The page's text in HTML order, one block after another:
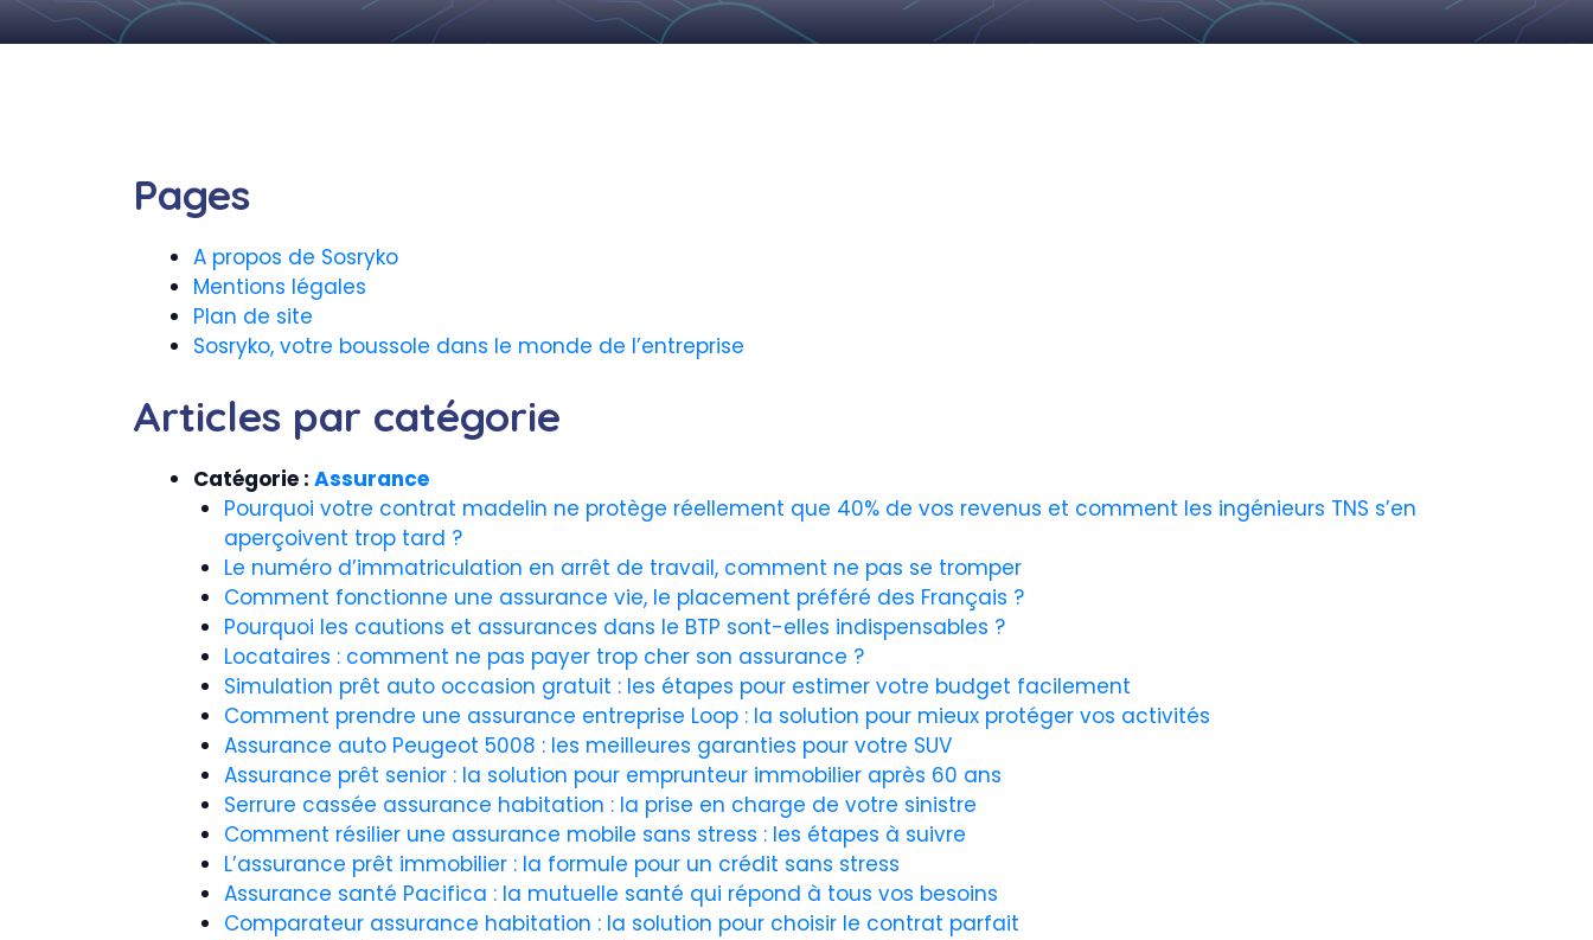
Pages
A propos de Sosryko
Mentions légales
Plan de site
Sosryko, votre boussole dans le monde de l’entreprise
Articles par catégorie
Catégorie : Assurance
Pourquoi votre contrat madelin ne protège réellement que 40% de vos revenus et comment les ingénieurs TNS s’en
aperçoivent trop tard ?
Le numéro d’immatriculation en arrêt de travail, comment ne pas se tromper
Comment fonctionne une assurance vie, le placement préféré des Français ?
Pourquoi les cautions et assurances dans le BTP sont-elles indispensables ?
Locataires : comment ne pas payer trop cher son assurance ?
Simulation prêt auto occasion gratuit : les étapes pour estimer votre budget facilement
Comment prendre une assurance entreprise Loop : la solution pour mieux protéger vos activités
Assurance auto Peugeot 5008 : les meilleures garanties pour votre SUV
Assurance prêt senior : la solution pour emprunteur immobilier après 60 ans
Serrure cassée assurance habitation : la prise en charge de votre sinistre
Comment résilier une assurance mobile sans stress : les étapes à suivre
L’assurance prêt immobilier : la formule pour un crédit sans stress
Assurance santé Pacifica : la mutuelle santé qui répond à tous vos besoins
Comparateur assurance habitation : la solution pour choisir le contrat parfait